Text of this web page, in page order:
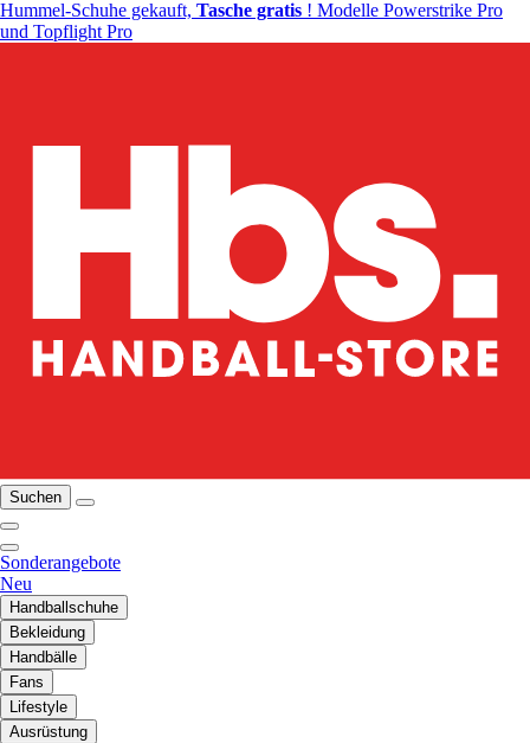
Hummel-Schuhe gekauft, Tasche gratis ! Modelle Powerstrike Pro
und Topflight Pro
Suchen
Sonderangebote
Neu
Handballschuhe
Bekleidung
Handbälle
Fans
Lifestyle
Ausrüstung